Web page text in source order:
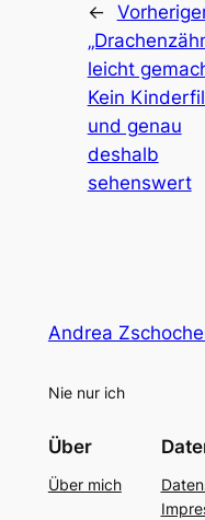
←
leicht
Kein
und genau
deshalb
sehenswert
Andrea
Nie nur ich
Über
Über mich